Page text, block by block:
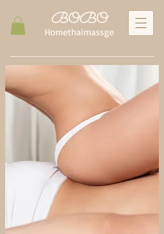
BOBO
Homethaimassge